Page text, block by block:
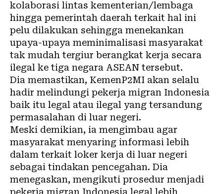
kolaborasi lintas kementerian/lembaga
hingga pemerintah daerah terkait hal ini
pelu dilakukan sehingga menekankan
upaya-upaya meminimalisasi masyarakat
tak mudah tergiur berangkat kerja secara
ilegal ke tiga negara ASEAN tersebut.
Dia memastikan, KemenP2MI akan selalu
hadir melindungi pekerja migran Indonesia
baik itu legal atau ilegal yang tersandung
permasalahan di luar negeri.
Meski demikian, ia mengimbau agar
masyarakat menyaring informasi lebih
dalam terkait loker kerja di luar negeri
sebagai tindakan pencegahan. Dia
menegaskan, mengikuti prosedur menjadi
pekerja migran Indonesia legal lebih